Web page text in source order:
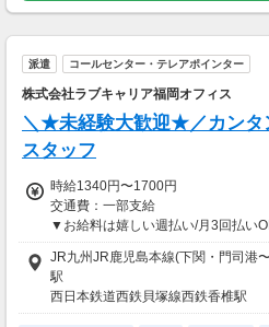
※資格手当あり（時給50円～UP/資格
よって異なる）
※週払いOK（規定あり）
（稼働開始時は手続き完了次第とな
交通費：別途全額支給
※車・バイク通勤に関して施設によ
合あり（応相談）
派遣 コールセンター・テレアポインター
株式会社ラブキャリア福岡オフィス
＼★未経験大歓迎★／カンタ
スタッフ
時給1340円〜1700円
交通費：一部支給
▼お給料は嬉しい週払い/月3回払い
※経験・業務内容により異なります
≪収入例≫
●週2の場合
JR九州JR鹿児島本線(下関・門司港
駅
西日本鉄道西鉄貝塚線西鉄香椎駅
西日本鉄道西鉄貝塚線香椎宮前駅